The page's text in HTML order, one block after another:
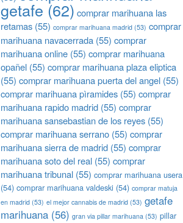
getafe (62) comprar marihuana las
retamas (55) comprar marihuana madrid (53) comprar
marihuana navacerrada (55) comprar
marihuana online (55) comprar marihuana
opañel (55) comprar marihuana plaza eliptica
(55) comprar marihuana puerta del angel (55)
comprar marihuana pìramides (55) comprar
marihuana rapido madrid (55) comprar
marihuana sansebastian de los reyes (55)
comprar marihuana serrano (55) comprar
marihuana sierra de madrid (55) comprar
marihuana soto del real (55) comprar
marihuana tribunal (55) comprar marihuana usera
(54) comprar marihuana valdeski (54) comprar matuja
en madrid (53) el mejor cannabis de madrid (53) getafe
marihuana (56) gran via pillar marihuana (53) pillar